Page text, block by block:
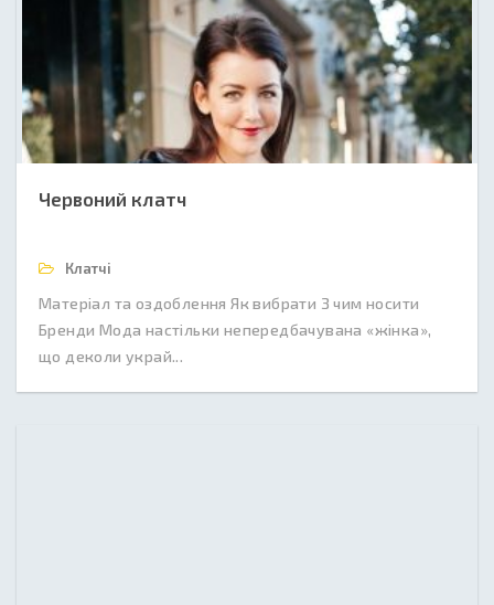
Червоний клатч
Клатчі
Матеріал та оздоблення Як вибрати З чим носити
Бренди Мода настільки непередбачувана «жінка»,
що деколи украй...